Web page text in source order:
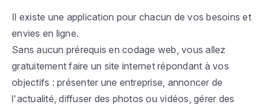
Il existe une application pour chacun de vos besoins et
envies en ligne.
Sans aucun prérequis en codage web, vous allez
gratuitement faire un site internet répondant à vos
objectifs : présenter une entreprise, annoncer de
l'actualité, diffuser des photos ou vidéos, gérer des